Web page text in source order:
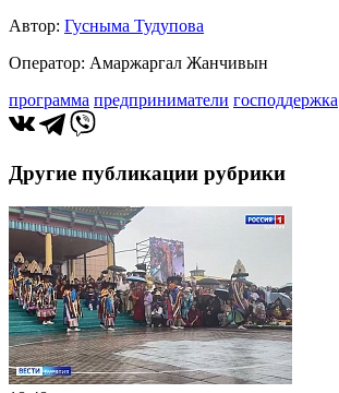
Автор: Гусныма Тудупова
Оператор: Амаржаргал Жанчивын
программа предприниматели господдержка
Другие публикации рубрики